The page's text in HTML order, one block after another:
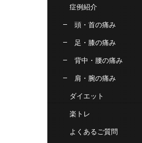
症例紹介
頭・首の痛み
足・膝の痛み
背中・腰の痛み
肩・腕の痛み
ダイエット
楽トレ
よくあるご質問